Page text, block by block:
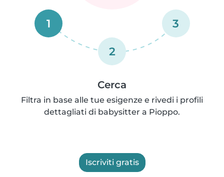
1
2
3
Cerca
Filtra in base alle tue esigenze e rivedi i profili
dettagliati di babysitter a Pioppo.
Iscriviti gratis